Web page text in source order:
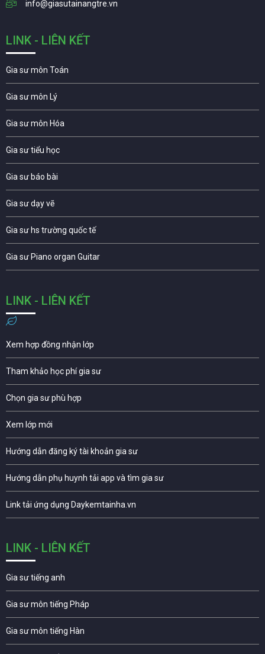
info@giasutainangtre.vn
LINK - LIÊN KẾT
Gia sư môn Toán
Gia sư môn Lý
Gia sư môn Hóa
Gia sư tiểu học
Gia sư báo bài
Gia sư dạy vẽ
Gia sư hs trường quốc tế
Gia sư Piano organ Guitar
LINK - LIÊN KẾT
Xem hợp đồng nhận lớp
Tham khảo học phí gia sư
Chọn gia sư phù hợp
Xem lớp mới
Hướng dẫn đăng ký tài khoản gia sư
Hướng dẫn phụ huynh tải app và tìm gia sư
Link tải ứng dụng Daykemtainha.vn
LINK - LIÊN KẾT
Gia sư tiếng anh
Gia sư môn tiếng Pháp
Gia sư môn tiếng Hàn